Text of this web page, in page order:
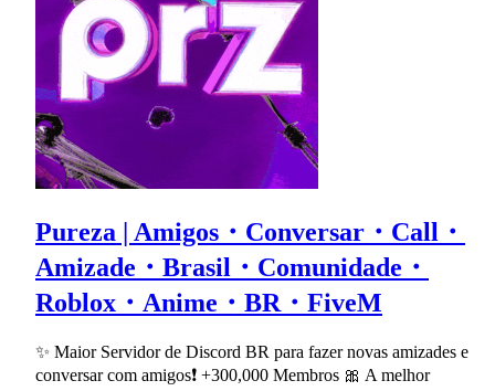
Pureza | Amigos・Conversar・Call・
Amizade・Brasil・Comunidade・
Roblox・Anime・BR・FiveM
✨ Maior Servidor de Discord BR para fazer novas amizades e
conversar com amigos❗ +300,000 Membros 🎀 A melhor